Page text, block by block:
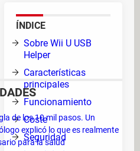
ÍNDICE
Sobre Wii U USB
Helper
Características
principales
Funcionamiento
Coste
Seguridad
de los 10 mil pasos. Un
explicó lo que es realmente
para la salud